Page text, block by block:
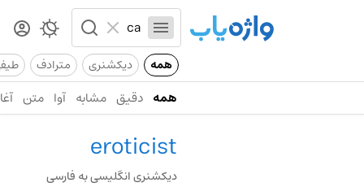
همه دیکشنری مترادف
همه دقیق مشابه آوا متن
eroticist
دیکشنری انگلیسی به فارسی